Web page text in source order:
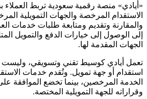
«أيادي» منصة رقمية سعودية تربط
الاستقدام المرخصة والجهات التمويلية
والمقارنة وتقديم ومتابعة طلبات خدمات
إلى الوصول إلى خيارات الدفع والتمويل
الجهات المقدمة لها.
تعمل أيادي كوسيط تقني وتسويقي،
استقدام أو جهة تمويل. وتُقدم خدمات
الخدمة المرخصين، بينما تخضع الموافقة
وقراراته للجهة التمويلية المختصة.